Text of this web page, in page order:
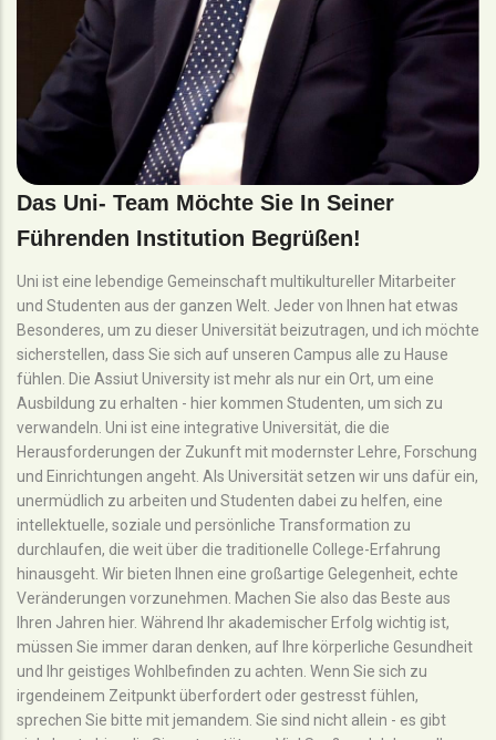
Das Uni- Team Möchte Sie In Seiner
Führenden Institution Begrüßen!
Uni ist eine lebendige Gemeinschaft multikultureller Mitarbeiter
und Studenten aus der ganzen Welt. Jeder von Ihnen hat etwas
Besonderes, um zu dieser Universität beizutragen, und ich möchte
sicherstellen, dass Sie sich auf unseren Campus alle zu Hause
fühlen. Die Assiut University ist mehr als nur ein Ort, um eine
Ausbildung zu erhalten - hier kommen Studenten, um sich zu
verwandeln. Uni ist eine integrative Universität, die die
Herausforderungen der Zukunft mit modernster Lehre, Forschung
und Einrichtungen angeht. Als Universität setzen wir uns dafür ein,
unermüdlich zu arbeiten und Studenten dabei zu helfen, eine
intellektuelle, soziale und persönliche Transformation zu
durchlaufen, die weit über die traditionelle College-Erfahrung
hinausgeht. Wir bieten Ihnen eine großartige Gelegenheit, echte
Veränderungen vorzunehmen. Machen Sie also das Beste aus
Ihren Jahren hier. Während Ihr akademischer Erfolg wichtig ist,
müssen Sie immer daran denken, auf Ihre körperliche Gesundheit
und Ihr geistiges Wohlbefinden zu achten. Wenn Sie sich zu
irgendeinem Zeitpunkt überfordert oder gestresst fühlen,
sprechen Sie bitte mit jemandem. Sie sind nicht allein - es gibt